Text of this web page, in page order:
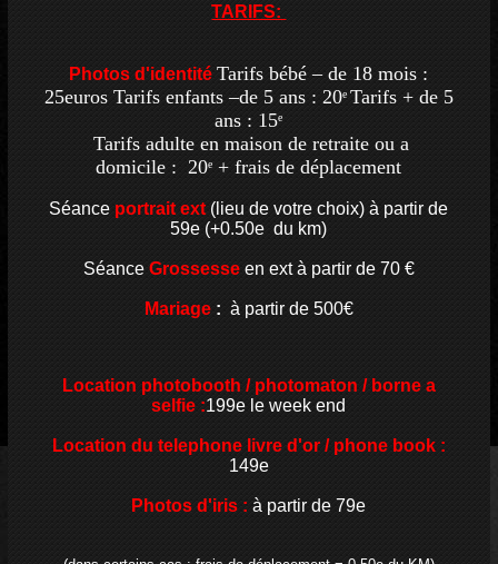
TARIFS:
Photos d'identitéTarifs bébé – de 18 mois :
25euros Tarifs enfants –de 5 ans : 20e Tarifs + de 5
ans : 15e
Tarifs adulte en maison de retraite ou a
domicile : 20e + frais de déplacement
Séance portrait ext(lieu de votre choix) à partir de
59e (+0.50e du km)
SéanceGrossesseen ext à partir de 70 €
Mariage : à partir de 500€
Location photobooth / photomaton / borne a
selfie :199e le week end
Location du telephone livre d'or / phone book :
149e
Photos d'iris :à partir de 79e